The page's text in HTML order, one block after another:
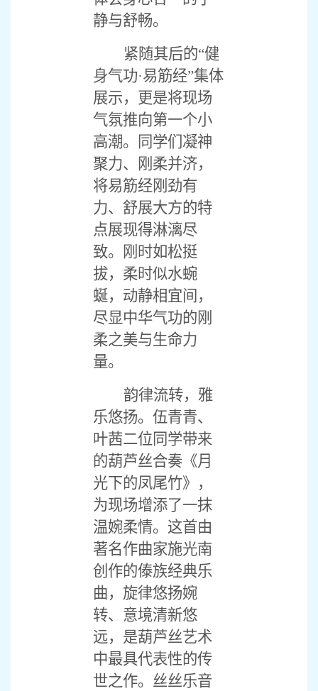
静与舒畅。
紧随其后的“健
身气功·易筋经”集体
展示，更是将现场
气氛推向第一个小
高潮。同学们凝神
聚力、刚柔并济，
将易筋经刚劲有
力、舒展大方的特
点展现得淋漓尽
致。刚时如松挺
拔，柔时似水蜿
蜒，动静相宜间，
尽显中华气功的刚
柔之美与生命力
量。
韵律流转，雅
乐悠扬。伍青青、
叶茜二位同学带来
的葫芦丝合奏《月
光下的凤尾竹》，
为现场增添了一抹
温婉柔情。这首由
著名作曲家施光南
创作的傣族经典乐
曲，旋律悠扬婉
转、意境清新悠
远，是葫芦丝艺术
中最具代表性的传
世之作。丝丝乐音